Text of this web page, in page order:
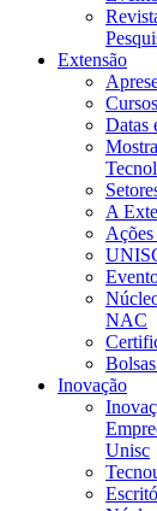
Extensão
Datas
A
NAC
Inovação
Unisc